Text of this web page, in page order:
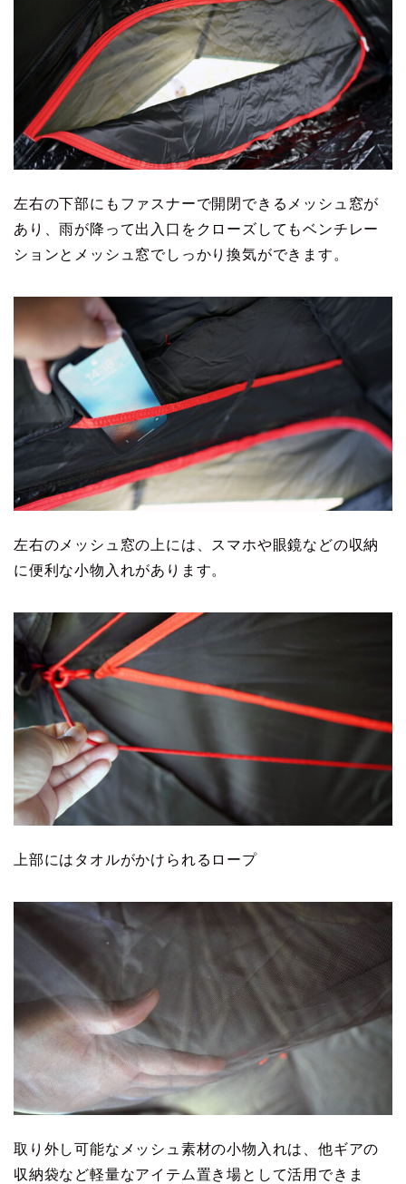
左右の下部にもファスナーで開閉できるメッシュ窓が
あり、雨が降って出入口をクローズしてもベンチレー
ションとメッシュ窓でしっかり換気ができます。
左右のメッシュ窓の上には、スマホや眼鏡などの収納
に便利な小物入れがあります。
上部にはタオルがかけられるロープ
取り外し可能なメッシュ素材の小物入れは、他ギアの
収納袋など軽量なアイテム置き場として活用できま